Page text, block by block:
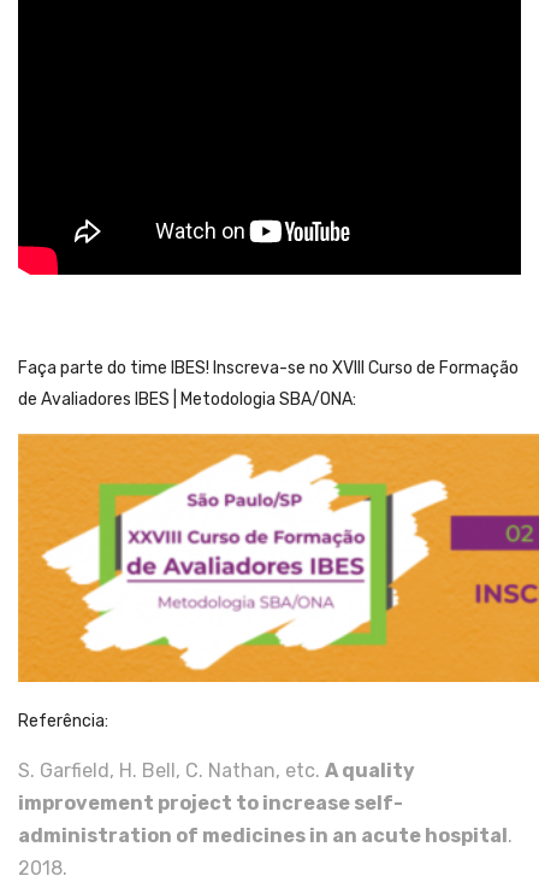
Faça parte do time IBES! Inscreva-se no XVIII Curso de Formação
de Avaliadores IBES | Metodologia SBA/ONA:
Referência:
S. Garfield, H. Bell, C. Nathan, etc. A quality
improvement project to increase self-
administration of medicines in an acute hospital .
2018.